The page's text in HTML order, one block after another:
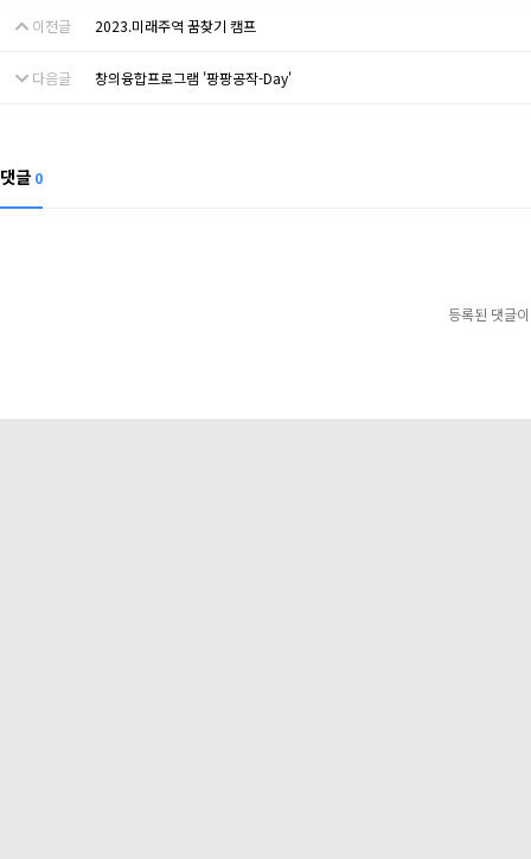
이전글 2023.미래주역 꿈찾기 캠프
다음글 창의융합프로그램 '팡팡공작-Day'
댓글 0
등록된 댓글